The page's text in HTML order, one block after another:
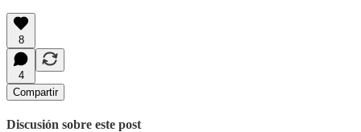
8
4
Compartir
Discusión sobre este post